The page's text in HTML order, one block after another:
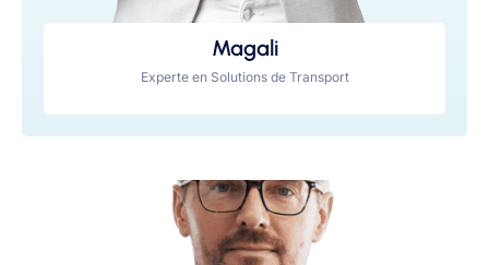
Magali
Experte en Solutions de Transport